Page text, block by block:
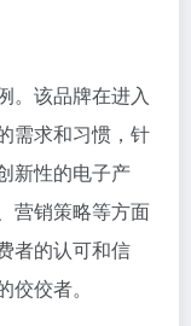
。该品牌在进入
需求和习惯，针
新性的电子产
营销策略等方面
者的认可和信
佼者。